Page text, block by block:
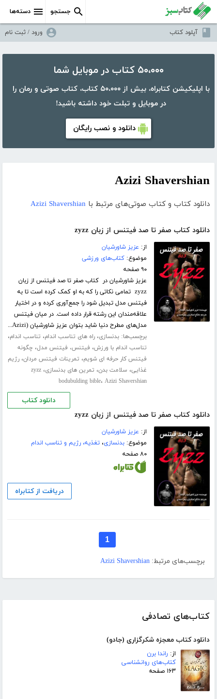
دسته‌ها جستجو
آپلود کتاب ورود / ثبت نام
۵۰،۰۰۰ کتاب در موبایل شما
با اپلیکیشن کتابراه، بیش از ۵۰،۰۰۰ کتاب، کتاب صوتی و رمان را
در موبایل و تبلت خود داشته باشید!
دانلود و نصب رایگان
کتاب‌های تصادفی
دانلود کتاب معجزه شکرگزاری (جادو)
از: راندا برن
کتاب‌های روانشناسی
۱۶۳ صفحه
Azizi Shavershian
دانلود کتاب و کتاب صوتی‌های مرتبط با Azizi Shavershian
دانلود کتاب صفر تا صد فیتنس از زبان zyzz
از: عزیز شاورشیان
موضوع:کتاب‌های ورزشی
۹۰ صفحه
عزیز شاورشیان در کتاب صفر تا صد فیتنس از زبان
zyzz تمامی نکاتی را که به او کمک کرده است تا به
فیتنس مدل تبدیل شود را جمع‌آوری کرده و در اختیار
علاقه‌مندان این رشته قرار داده است. در میان فیتنس
مدل‌های مطرح دنیا شاید بتوان عزیز شاورشیان (Azizi...
برچسب‌ها:بدنسازی،راه های تناسب اندام، تناسب اندام،
تناسب اندام با ورزش، فیتنس، فیتنس مدل، چگونه
فیتنس کار حرفه ای شویم، تمرینات فیتنس مردان،رژیم
غذایی، سلامت بدن، تمرین های بدنسازی،zyzz
bodubulding bible، Azizi Shavershian
دانلود کتاب
دانلود کتاب صفر تا صد فیتنس از زبان zyzz
از: عزیز شاورشیان
موضوع:بدنسازی،تغذیه، رژیم و تناسب اندام
۸۰ صفحه
دریافت از کتابراه
1
برچسب‌های مرتبط: Azizi Shavershian